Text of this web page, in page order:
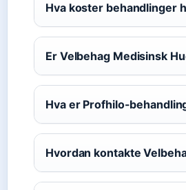
Hva koster behandlinger
Er Velbehag Medisinsk
Hva er Profhilo-
Hvordan kontakte